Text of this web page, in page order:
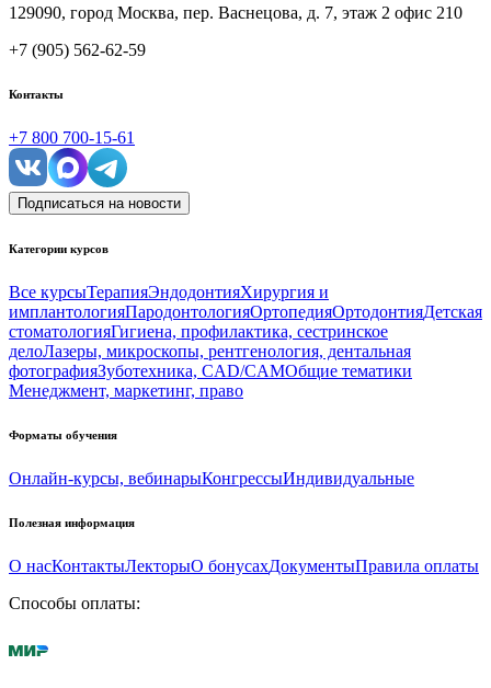
129090, город Москва, пер. Васнецова, д. 7, этаж 2 офис 210
+7 (905) 562-62-59
Контакты
+7 800 700-15-61
Подписаться на новости
Категории курсов
Все курсыТерапияЭндодонтияХирургия и
имплантологияПародонтологияОртопедияОртодонтияДетская
стоматологияГигиена, профилактика, сестринское
делоЛазеры, микроскопы, рентгенология, дентальная
фотографияЗуботехника, CAD/CAMОбщие тематики
Менеджмент, маркетинг, право
Форматы обучения
Онлайн-курсы, вебинарыКонгрессыИндивидуальные
Полезная информация
О насКонтактыЛекторыО бонусахДокументыПравила оплаты
Способы оплаты: